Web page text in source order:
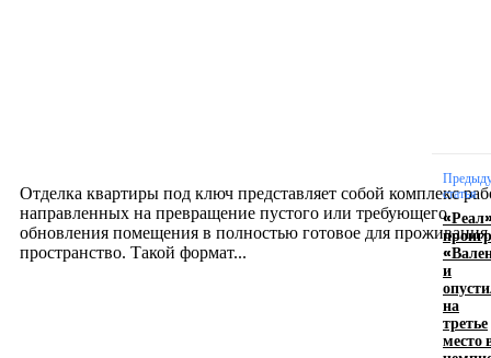
Отделка квартиры под ключ представляет собой комплекс
направленных на превращение пустого или требующего
обновления помещения в полностью готовое для проживания
пространство. Такой формат...
логотипом: эффективный инструмент бренда
статья
и
на
третье
место